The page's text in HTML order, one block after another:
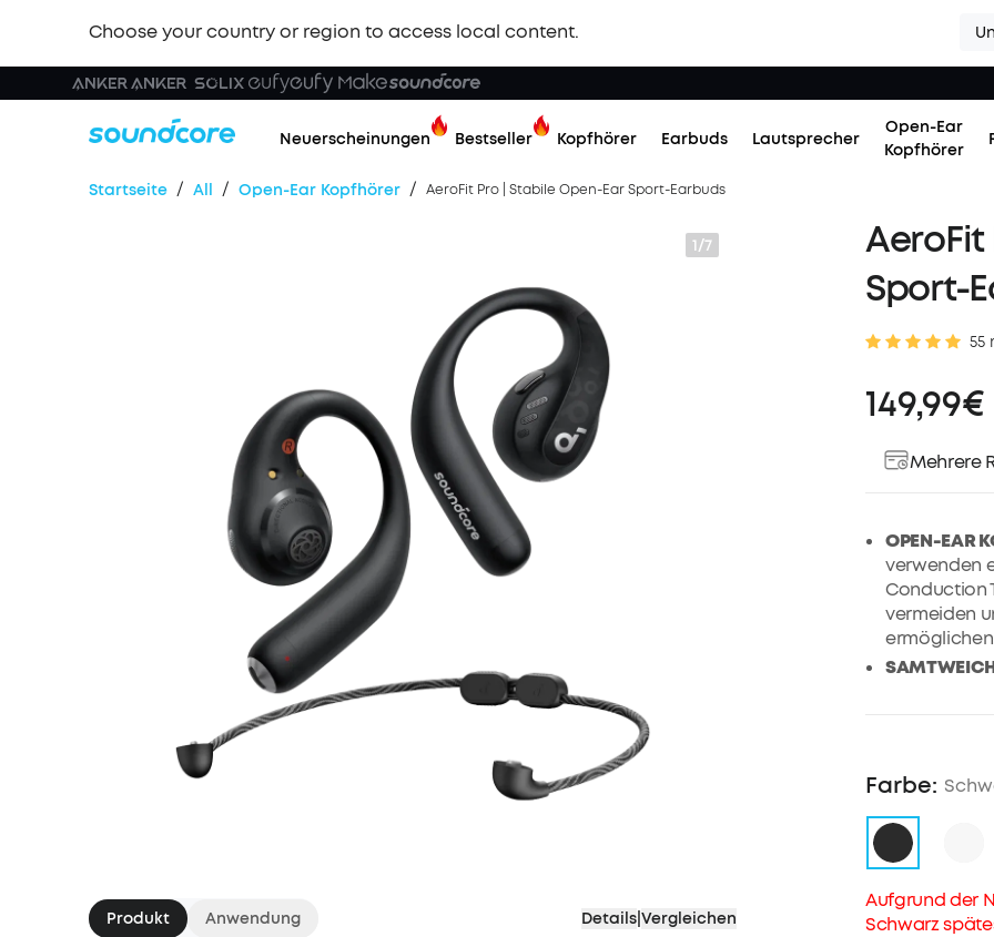
Choose your country or region to access local content.
Neuerscheinungen Bestseller Kopfhörer Earbuds Lautsprecher
Open-Ear
Kopfhörer
Startseite / All / Ореn-Ear Kopfhörer / AeroFit Pro | Stabile Open-Ear Sport-Earbuds
1/7
Produkt Anwendung Details Vergleichen
AeroFit
Sport-
55
149,99€
Mehrere
OPEN-EAR
verwenden
Conduction
vermeiden
mit einer
SOUND
Kopfhörer
LDAC-
Farbe:
Aufgrund der
Schwarz